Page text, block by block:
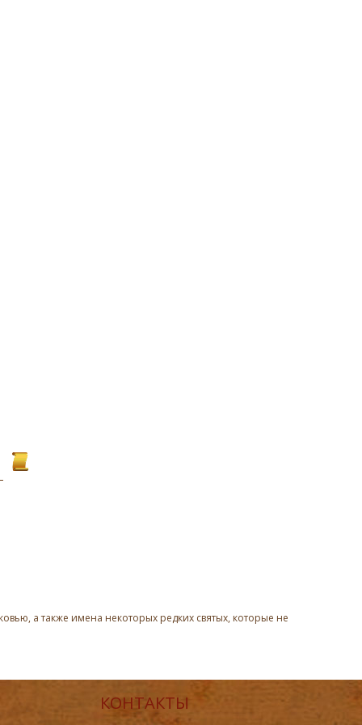
а также имена некоторых редких святых, которые не
КОНТАКТЫ